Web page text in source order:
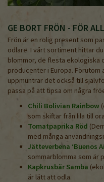
GE BORT FRÖN - FÖR
Frön är en rolig present som
odlare. I vårt sortiment hittar
blommor, de flesta ekologiska
producenter i Europa. Förutom
uppmuntrar det också till
passa på att tipsa om några
Chili Bolivian Rainbow
som skiftar från lila till
Tomatpaprika Röd
med många
Jätteverbena ‘Buenos
sommarblomma som är
Kapkrusbär Samba
är lätt att odla.